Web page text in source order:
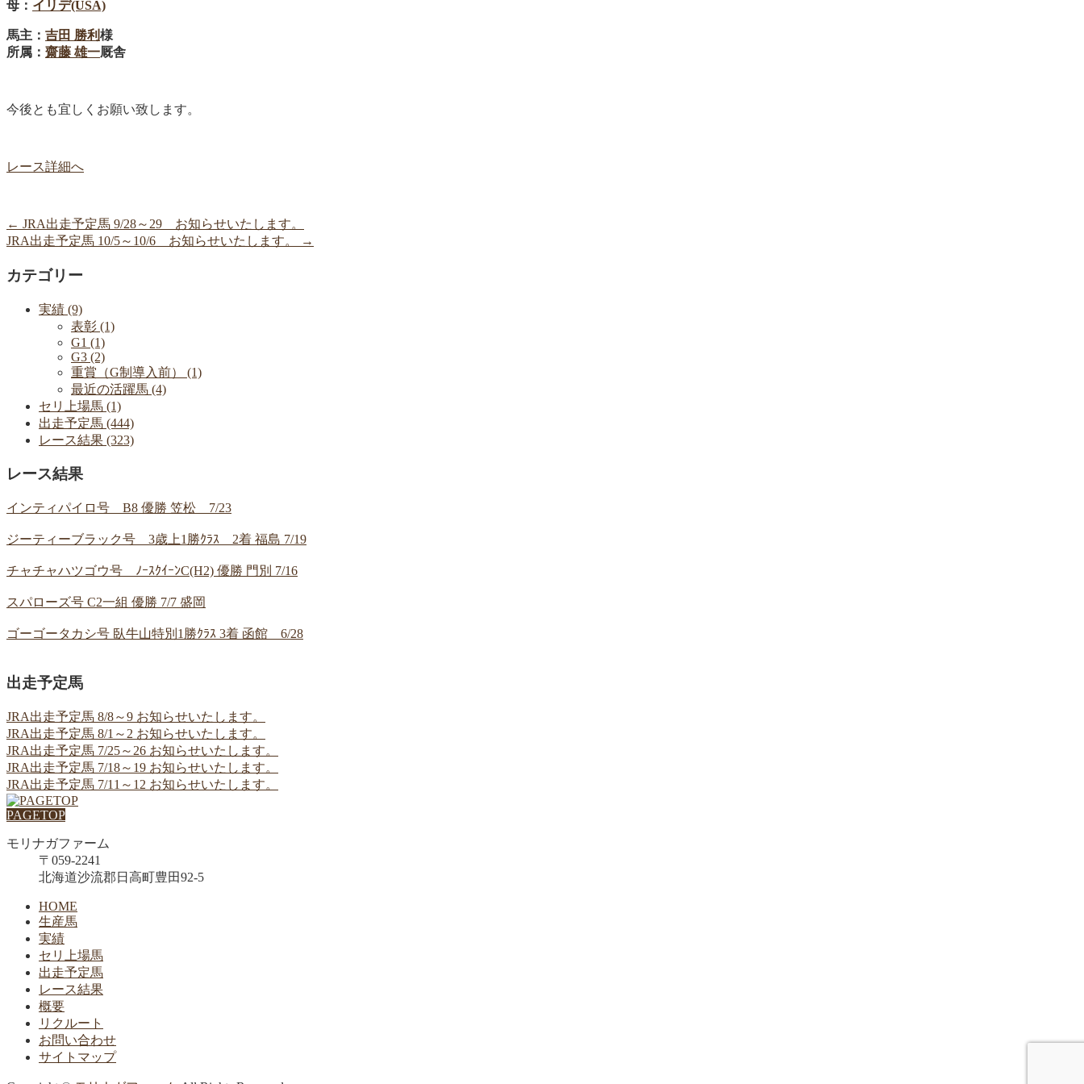
母： イリデ(USA)
馬主： 吉田 勝利様
所属： 齋藤 雄一厩舎
今後とも宜しくお願い致します。
レース詳細へ
← JRA出走予定馬 9/28～29 お知らせいたします。
JRA出走予定馬 10/5～10/6 お知らせいたします。
→
カテゴリー
実績 (9)
表彰 (1)
G1 (1)
G3 (2)
重賞（G制導入前） (1)
最近の活躍馬 (4)
セリ上場馬 (1)
出走予定馬 (444)
レース結果 (323)
レース結果
インティパイロ号 B8 優勝 笠松 7/23
ジーティーブラック号 3歳上1勝ｸﾗｽ 2着 福島 7/19
チャチャハツゴウ号 ﾉｰｽｸｲｰﾝC(H2) 優勝 門別 7/16
スパローズ号 C2一組 優勝 7/7 盛岡
ゴーゴータカシ号 臥牛山特別1勝ｸﾗｽ 3着 函館 6/28
出走予定馬
JRA出走予定馬 8/8～9 お知らせいたします。
JRA出走予定馬 8/1～2 お知らせいたします。
JRA出走予定馬 7/25～26 お知らせいたします。
JRA出走予定馬 7/18～19 お知らせいたします。
JRA出走予定馬 7/11～12 お知らせいたします。
PAGETOP
モリナガファーム
〒059-2241
北海道沙流郡日高町豊田92-5
HOME
生産馬
実績
セリ上場馬
出走予定馬
レース結果
概要
リクルート
お問い合わせ
サイトマップ